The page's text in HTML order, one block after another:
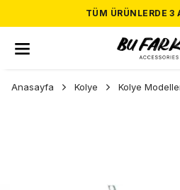
TÜM ÜRÜNLERDE 3
Anasayfa Kolye Kolye